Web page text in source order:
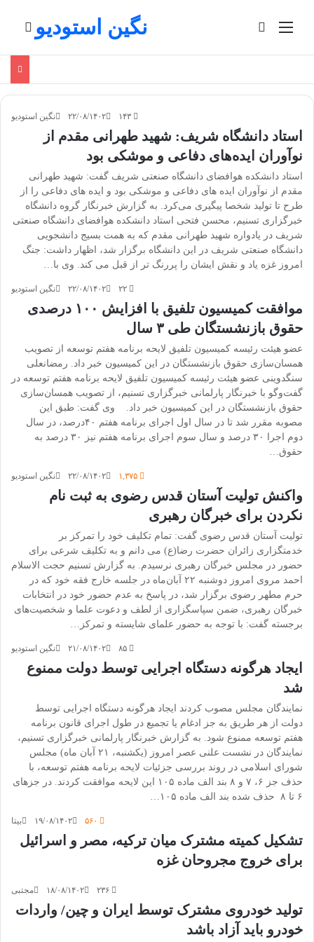
منو نگین استودیو
نگین استودیو ۲۲/۰۸/۱۴۰۲
استاد دانشگاه شریف: شهید طهرانی مقدم از
نوآوران ایده‌های دفاعی و موشکی بود‌
استاد دانشکده هوافضای دانشگاه صنعتی شریف گفت: شهید طهرانی
مقدم از نوآوران ایده های دفاعی و موشکی بود‌ و ایده های دفاعی را از
طرح تا تولید شخصا پیگیری می‌کرد. به گزارش خبرنگار گروه دانشگاه
خبرگزاری تسنیم، محسن فتحی استاد دانشکده هوافضای دانشگاه صنعتی
شریف در یادواره شهید طهرانی مقدم که به همت بسیج دانشجویی
دانشگاه صنعتی شریف در این دانشگاه برگزار شد، اظهار داشت: جنگ
امروز غزه یاد و نقش ایشان را پررنگ تر از قبل می کند. وی با…
نگین استودیو ۲۲/۰۸/۱۴۰۲
موافقت کمیسیون تلفیق با افزایش ۱۰۰ درصدی
حقوق بازنشستگان طی ۳ سال
عضو هیئت رئیسه کمیسیون تلفیق لایحه برنامه هفتم توسعه از تصویب
همسان‌سازی حقوق بازنشستگان در این کمیسیون خبر داد. رمضانعلی
سنگدوینی عضو هیئت رئیسه کمیسیون تلفیق لایحه برنامه هفتم توسعه در
گفت‌وگو با خبرنگار پارلمانی خبرگزاری تسنیم، از تصویب همسان‌سازی
حقوق بازنشستگان در این کمیسیون خبر داد. وی گفت: طبق این
مصوبه مقرر شد تا در سال اول اجرای برنامه هفتم ۴۰درصد،‌ در سال
دوم اجرا ۳۰ درصد و سال سوم اجرای برنامه هفتم نیز ۳۰ درصد به
حقوق…
نگین استودیو ۲۲/۰۸/۱۴۰۲
واکنش تولیت آستان قدس رضوی به ثبت نام
نکردن برای خبرگان رهبری
تولیت آستان قدس رضوی گفت: تمام تکلیف خود را تمرکز بر
خدمتگزاری زائران حضرت رضا(ع) می دانم و به تکلیف شرعی برای
حضور در مجلس خبرگان رهبری نرسیدم. به گزارش تسنیم حجت الاسلام
احمد مروی امروز دوشنبه ۲۲ آبان‌ماه در جلسه خارج فقه خود که در
حرم مطهر رضوی برگزار شد، در پاسخ به عدم حضور خود در انتخابات
خبرگان رهبری، ضمن سپاسگزاری از لطف و دعوت علما و شخصیت‌های
برجسته گفت: با توجه به حضور علمای شایسته و تمرکز…
نگین استودیو ۲۱/۰۸/۱۴۰۲
ایجاد هرگونه دستگاه اجرایی توسط دولت ممنوع
شد
نمایندگان مجلس مصوب کردند ایجاد هرگونه دستگاه اجرایی توسط
دولت از هر طریق به جز ادغام یا تجمیع در طول اجرای قانون برنامه
هفتم توسعه ممنوع شود. به گزارش خبرنگار پارلمانی خبرگزاری تسنیم،
نمایندگان در نشست علنی عصر امروز (یکشنبه، ۲۱ آبان ماه) مجلس
شورای اسلامی در روند بررسی جزئیات لایحه برنامه هفتم توسعه، با
حذف جز ۶، ۷ و ۸ بند الف ماده ۱۰۵ این لایحه موافقت کردند. در جزهای
۶ تا ۸ حذف شده بند الف ماده ۱۰۵…
بیتا ۱۹/۰۸/۱۴۰۲
تشکیل کمیته مشترک میان ترکیه، مصر و اسرائیل
برای خروج مجروحان غزه
مجتبی ۱۸/۰۸/۱۴۰۲
تولید خودروی مشترک توسط ایران و چین/ واردات
خودرو باید آزاد باشد